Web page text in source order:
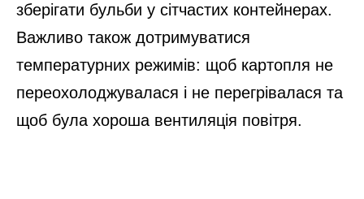
зберігати бульби у сітчастих контейнерах.
Важливо також дотримуватися
температурних режимів: щоб картопля не
переохолоджувалася і не перегрівалася та
щоб була хороша вентиляція повітря.